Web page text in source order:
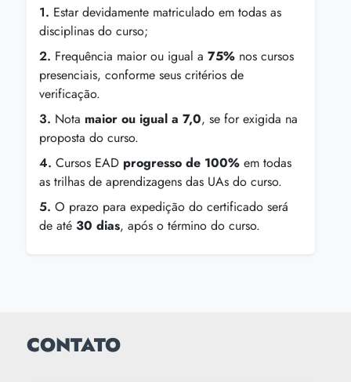
1. Estar devidamente matriculado em todas as
disciplinas do curso;
2. Frequência maior ou igual a75% nos cursos
presenciais, conforme seus critérios de
verificação.
3. Nota maior ou igual a 7,0, se for exigida na
proposta do curso.
4.Cursos EAD progresso de 100% em todas
as trilhas de aprendizagens das UAs do curso.
5.O prazo para expedição do certificado será
de até30 dias, após o término do curso.
CONTATO